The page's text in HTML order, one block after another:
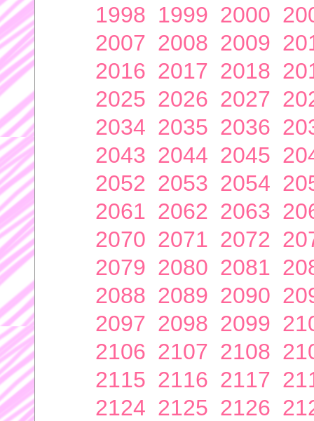
1998 1999 2000
2007 2008 2009
2016 2017 2018
2025 2026 2027
2034 2035 2036
2043 2044 2045
2052 2053 2054
2061 2062 2063
2070 2071 2072
2079 2080 2081
2088 2089 2090
2097 2098 2099
2106 2107 2108
2115 2116 2117
2124 2125 2126